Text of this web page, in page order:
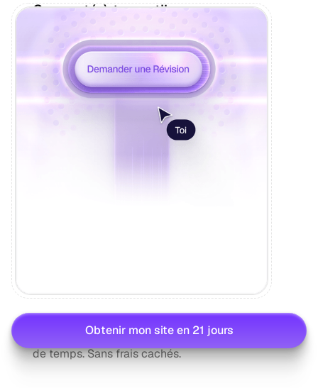
Connecté à tes outils
pour que ton site tourne sans friction.
Révisions illimitées
On affine jusqu'à la perfection. Sans limite
de temps. Sans frais cachés.
Obtenir mon site en 21 jours